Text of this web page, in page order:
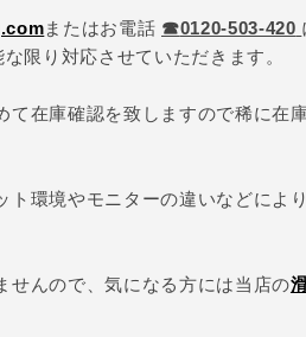
またはお電話 ☎0120-503-420
限り対応させていただきます。
在庫確認を致しますので稀に在
環境やモニターの違いなどによ
んので、気になる方には当店の